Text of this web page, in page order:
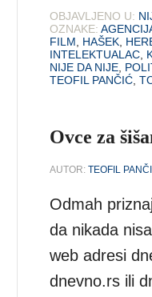
OBJAVLJENO U:
OZNAKE:
FILM, HAŠEK,
INTELEKTUALAC,
NIJE DA NIJE,
TEOFIL PANČIĆ,
Ovce za
AUTOR:TEOFIL
Odmah
da nikada
web adresi
dnevno.rs ili